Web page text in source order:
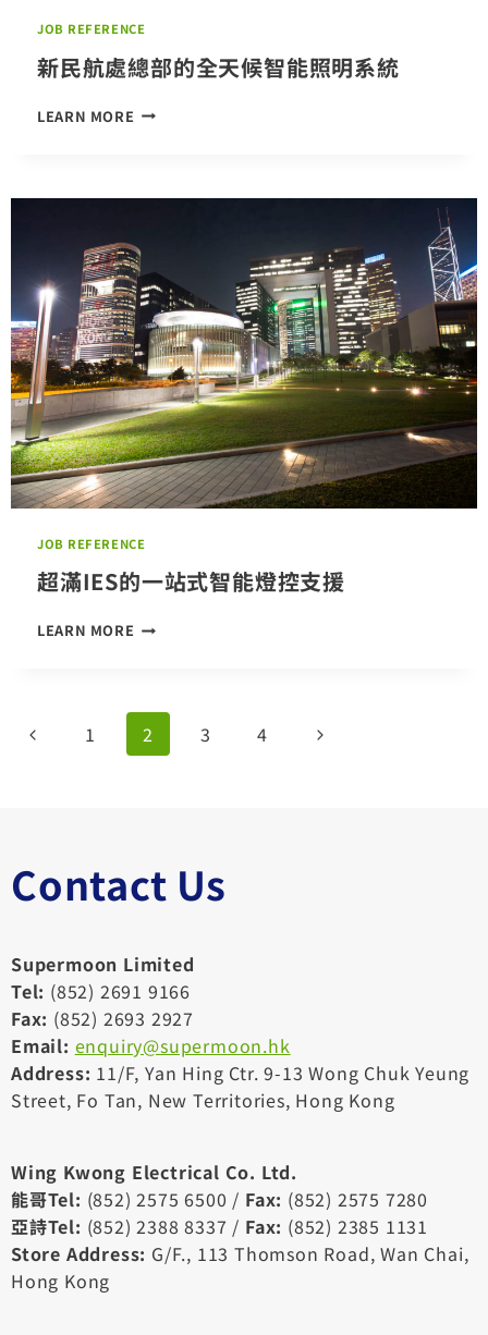
案
JOB REFERENCE
新民航處總部的全天候智能照明系統
LEARN MORE 新
總
的
全
天
候
智
能
照
明
系
統
JOB REFERENCE
超滿IES的一站式智能燈控支援
LEARN MORE 超
一
站
式
援
Page
Previous
1 2 3 4
Next
Contact Us
Supermoon Limited
Tel: (852) 2691 9166
Fax: (852) 2693 2927
Email: enquiry@supermoon.hk
Address: 11/F, Yan Hing Ctr. 9-13 Wong Chuk Yeung
Street, Fo Tan, New Territories, Hong Kong
Wing Kwong Electrical Co. Ltd.
能哥Tel: (852) 2575 6500 / Fax: (852) 2575 7280
亞詩Tel: (852) 2388 8337 / Fax: (852) 2385 1131
Store Address: G/F., 113 Thomson Road, Wan Chai,
Hong Kong